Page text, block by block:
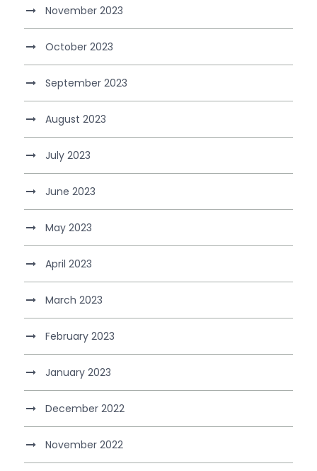
November 2023
October 2023
September 2023
August 2023
July 2023
June 2023
May 2023
April 2023
March 2023
February 2023
January 2023
December 2022
November 2022